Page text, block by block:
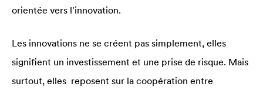
orientée vers l'innovation.
Les innovations ne se créent pas simplement, elles
signifient un investissement et une prise de risque. Mais
surtout, elles reposent sur la coopération entre